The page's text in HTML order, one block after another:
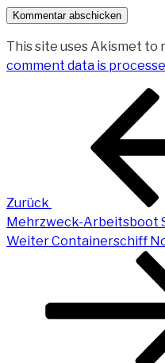
This site uses Akismet to
comment data is
Zurück
Mehrzweck-Arbeitsboot
Nächster
WeiterContainerschiff